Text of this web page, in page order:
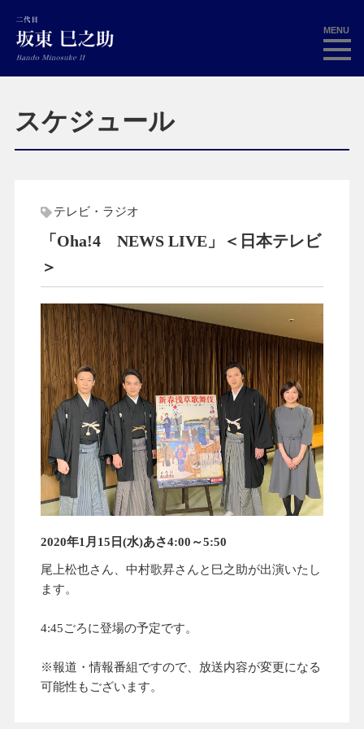
MENU
スケジュール
テレビ・ラジオ
「Oha!4 NEWS LIVE」＜日本テレビ
＞
2020年1月15日(水)あさ4:00～5:50
尾上松也さん、中村歌昇さんと巳之助が出演いたし
ます。
4:45ごろに登場の予定です。
※報道・情報番組ですので、放送内容が変更になる
可能性もございます。